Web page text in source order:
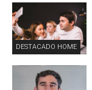
DESTACADO HOME